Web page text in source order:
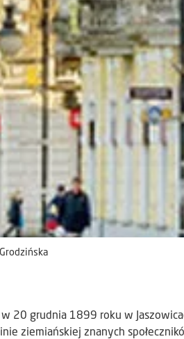
w 20 grudnia 1899 roku w
ziemiańskiej znanych